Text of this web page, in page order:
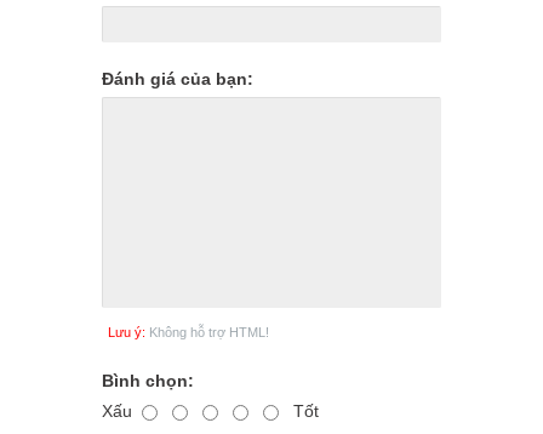
Đánh giá của bạn:
Lưu ý: Không hỗ trợ HTML!
Bình chọn:
Xấu
Tốt